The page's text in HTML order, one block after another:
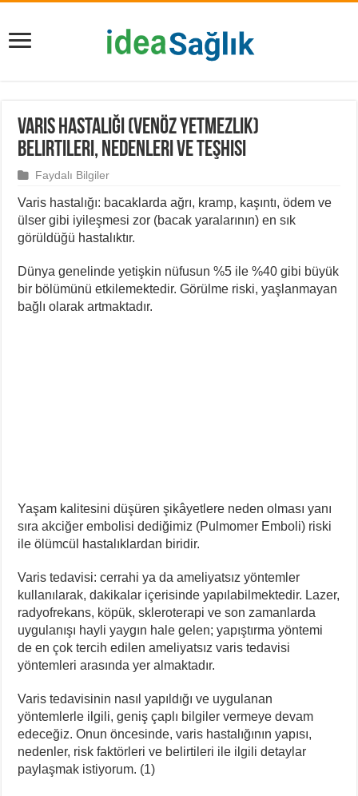
Varis Hastalığı (Venöz Yetmezlik)
Belirtileri, Nedenleri ve Teşhisi
Faydalı Bilgiler
Varis hastalığı: bacaklarda ağrı, kramp, kaşıntı, ödem ve
ülser gibi iyileşmesi zor (bacak yaralarının) en sık
görüldüğü hastalıktır.
Dünya genelinde yetişkin nüfusun %5 ile %40 gibi büyük
bir bölümünü etkilemektedir. Görülme riski, yaşlanmayan
bağlı olarak artmaktadır.
Yaşam kalitesini düşüren şikâyetlere neden olması yanı
sıra akciğer embolisi dediğimiz (Pulmomer Emboli) riski
ile ölümcül hastalıklardan biridir.
Varis tedavisi: cerrahi ya da ameliyatsız yöntemler
kullanılarak, dakikalar içerisinde yapılabilmektedir. Lazer,
radyofrekans, köpük, skleroterapi ve son zamanlarda
uygulanışı hayli yaygın hale gelen; yapıştırma yöntemi
de en çok tercih edilen ameliyatsız varis tedavisi
yöntemleri arasında yer almaktadır.
Varis tedavisinin nasıl yapıldığı ve uygulanan
yöntemlerle ilgili, geniş çaplı bilgiler vermeye devam
edeceğiz. Onun öncesinde, varis hastalığının yapısı,
nedenler, risk faktörleri ve belirtileri ile ilgili detaylar
paylaşmak istiyorum. (1)